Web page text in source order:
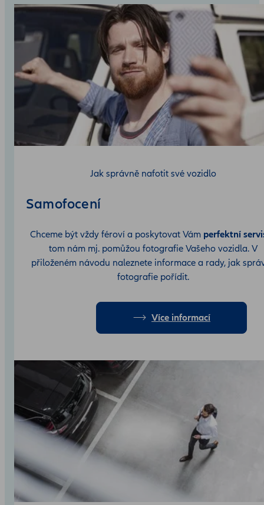
Jak správně nafotit své vozidlo
Samofocení
Chceme být vždy féroví a poskytovat Vám perfektní
tom nám mj. pomůžou fotografie Vašeho vozidla. V
přiloženém návodu naleznete informace a rady, jak
fotografie pořídit.
Více informací